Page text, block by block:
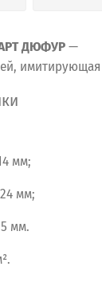
ДЮФУР—
имитирующая
мм;
мм;
мм.